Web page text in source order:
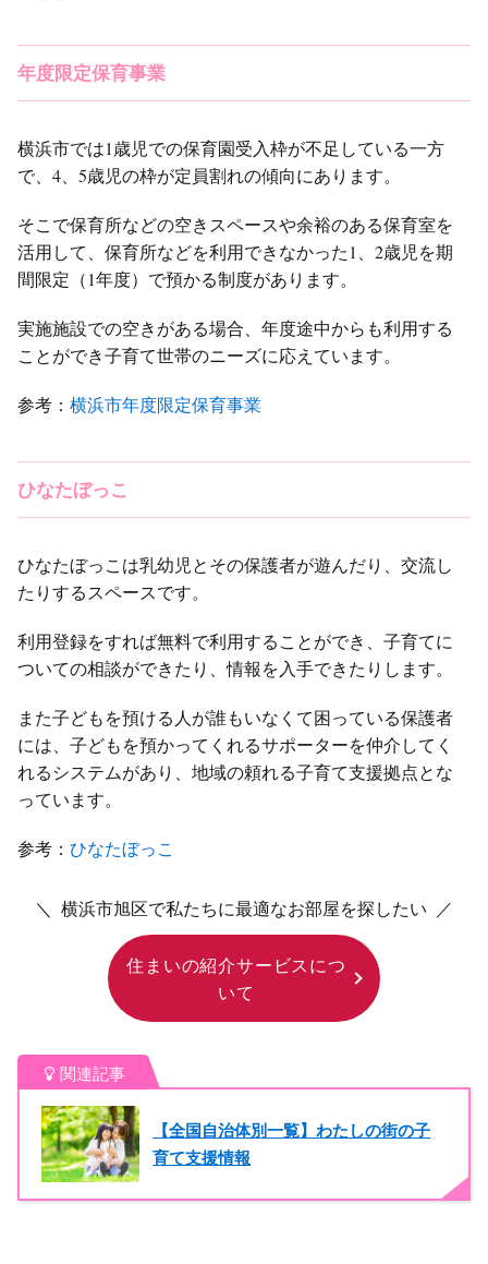
年度限定保育事業
横浜市では1歳児での保育園受入枠が不足している一方
で、4、5歳児の枠が定員割れの傾向にあります。
そこで保育所などの空きスペースや余裕のある保育室を
活用して、保育所などを利用できなかった1、2歳児を期
間限定（1年度）で預かる制度があります。
実施施設での空きがある場合、年度途中からも利用する
ことができ子育て世帯のニーズに応えています。
参考：横浜市年度限定保育事業
ひなたぼっこ
ひなたぼっこは乳幼児とその保護者が遊んだり、交流し
たりするスペースです。
利用登録をすれば無料で利用することができ、子育てに
ついての相談ができたり、情報を入手できたりします。
また子どもを預ける人が誰もいなくて困っている保護者
には、子どもを預かってくれるサポーターを仲介してく
れるシステムがあり、地域の頼れる子育て支援拠点とな
っています。
参考：ひなたぼっこ
＼ 横浜市旭区で私たちに最適なお部屋を探したい ／
住まいの紹介サービスにつ
いて
関連記事
【全国自治体別一覧】わたしの街の子
育て支援情報